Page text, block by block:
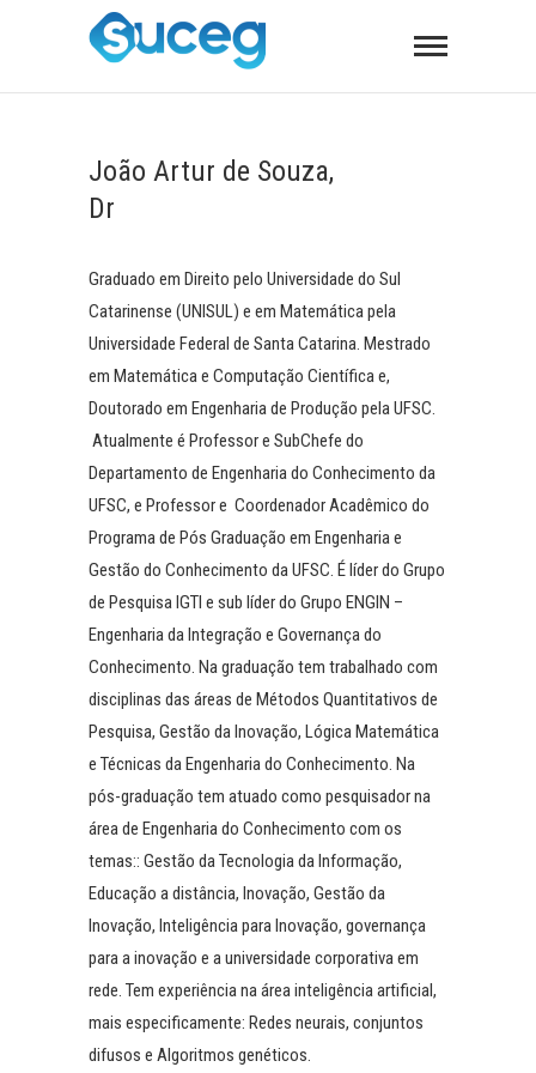
João Artur de Souza,
Dr
Graduado em Direito pelo Universidade do Sul
Catarinense (UNISUL) e em Matemática pela
Universidade Federal de Santa Catarina. Mestrado
em Matemática e Computação Científica e,
Doutorado em Engenharia de Produção pela UFSC.
Atualmente é Professor e SubChefe do
Departamento de Engenharia do Conhecimento da
UFSC, e Professor e Coordenador Acadêmico do
Programa de Pós Graduação em Engenharia e
Gestão do Conhecimento da UFSC. É líder do Grupo
de Pesquisa IGTI e sub líder do Grupo ENGIN –
Engenharia da Integração e Governança do
Conhecimento. Na graduação tem trabalhado com
disciplinas das áreas de Métodos Quantitativos de
Pesquisa, Gestão da Inovação, Lógica Matemática
e Técnicas da Engenharia do Conhecimento. Na
pós-graduação tem atuado como pesquisador na
área de Engenharia do Conhecimento com os
temas:: Gestão da Tecnologia da Informação,
Educação a distância, Inovação, Gestão da
Inovação, Inteligência para Inovação, governança
para a inovação e a universidade corporativa em
rede. Tem experiência na área inteligência artificial,
mais especificamente: Redes neurais, conjuntos
difusos e Algoritmos genéticos.